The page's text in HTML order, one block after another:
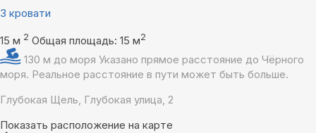
3 кровати
15 м 2 Общая площадь: 15 м2
130 м до моря Указано прямое расстояние до Чёрного
моря. Реальное расстояние в пути может быть больше.
Глубокая Щель, Глубокая улица, 2
Показать расположение на карте